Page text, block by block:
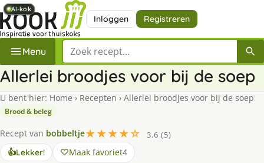
Inloggen Registreren
Menu Zoek een recept
Allerlei broodjes voor bij de soep
U bent hier: Home › Recepten › Allerlei broodjes voor bij de soep
Brood & beleg
Recept van bobbeltje★★★★☆
3.6 (5)
👍Lekker! Maak favoriet4
AI-kok
AI-kok
AI-kok
AI-kok
AI-kok